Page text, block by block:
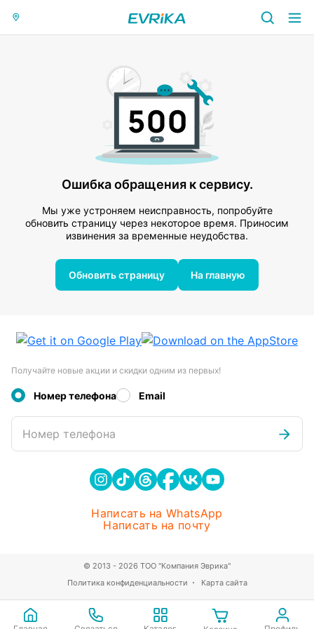
Ошибка обращения к сервису.
Мы уже устроняем неисправность, попробуйте
обновить страницу через некоторое время. Приносим
извинения за временные неудобства.
Обновить страницу На главную
Получайте новые акции и скидки одним из первых!
Номер телефона Email
Номер телефона
Написать на WhatsApp
Написать на почту
Политика конфиденциальности Карта сайта
© 2013 - 2026 ТОО "Компания Эврика"